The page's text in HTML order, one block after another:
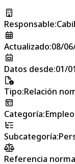
Responsable:
Actualizado:08/
Datos desde:01/
Tipo:Relación
Categoría:
Subcategoría:
Referencia